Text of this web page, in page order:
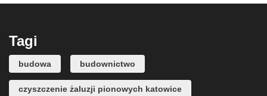
Tagi
budowa budownictwo
czyszczenie żaluzji pionowych katowice